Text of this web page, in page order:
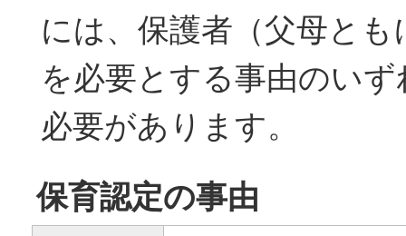
には、保護者（父母と
を必要とする事由のい
必要があります。
保育認定の事由